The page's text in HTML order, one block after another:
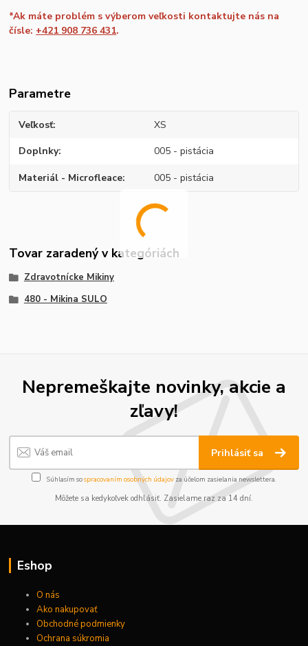
*Ak máte problém s výberom veľkosti kontaktujte nás na
čísle: +421 908 736 431.
Parametre
Veľkosť XS
Doplnky 005 - pistácia
Materiál - Microfleace 005 - pistácia
Tovar zaradený v kategóriách
Zdravotnícke Mikiny
480 - Mikina SULO
Nepremeškajte novinky, akcie a
zľavy!
Prihlásiť sa
Súhlasím sospracovaním osobných údajov za účelom zasielania newslettera.
Môžete sa kedykoľvek odhlásiť. Zasielame raz za 14 dní.
Eshop
O nás
Ako nakupovať
Obchodné podmienky
Ochrana súkromia